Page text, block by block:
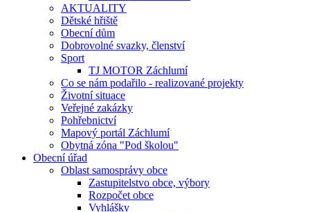
AKTUALITY
Dětské hřiště
Obecní dům
Dobrovolné svazky, členství
Sport
TJ MOTOR Záchlumí
Co se nám podařilo - realizované projekty
Životní situace
Veřejné zakázky
Pohřebnictví
Mapový portál Záchlumí
Obytná zóna "Pod školou"
Obecní úřad
Oblast samosprávy obce
Zastupitelstvo obce, výbory
Rozpočet obce
Vyhlášky